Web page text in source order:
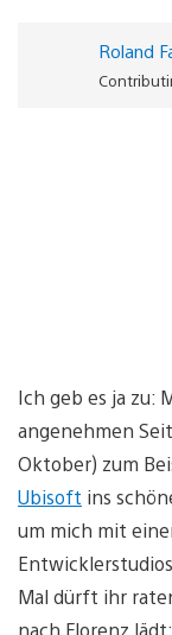
Roland
Ich geb es ja zu:
angenehmen
Oktober) zum
Ubisoft ins
um mich mit
Mal dürft ihr
nach Florenz